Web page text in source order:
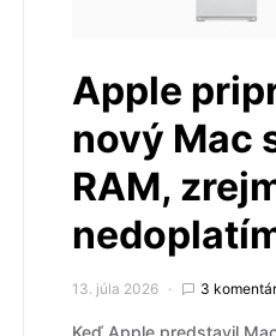
Apple
nový Mac
RAM,
13. júla 2026 3
Keď Apple predstavil